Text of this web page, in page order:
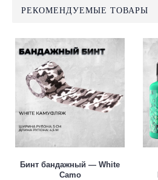
РЕКОМЕНДУЕМЫЕ ТОВАРЫ
Бинт бандажный — White
Camo